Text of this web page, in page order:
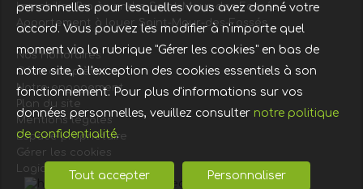
Immobilier Pro à vendre Saint-Maur-des-Fossés
Appartement à louer Saint-Maur-des-Fossés
Nos Honoraires
Offre complète
Notre engagement
Plan du site
Mentions légales
Espace propriétaire
Gérer les cookies
Logiciel de transaction
personnelles pour lesquelles vous avez donné votre
accord. Vous pouvez les modifier à n'importe quel
moment via la rubrique "Gérer les cookies" en bas de
notre site, à l'exception des cookies essentiels à son
fonctionnement. Pour plus d'informations sur vos
données personnelles, veuillez consulter notre politique
de confidentialité.
Tout accepter Personnaliser